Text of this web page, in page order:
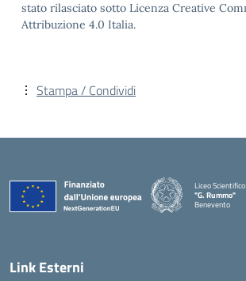
stato rilasciato sotto Licenza Creative
Attribuzione 4.0 Italia.
Stampa / Condividi
Liceo
"G. Rummo"
Benevento
Link Esterni